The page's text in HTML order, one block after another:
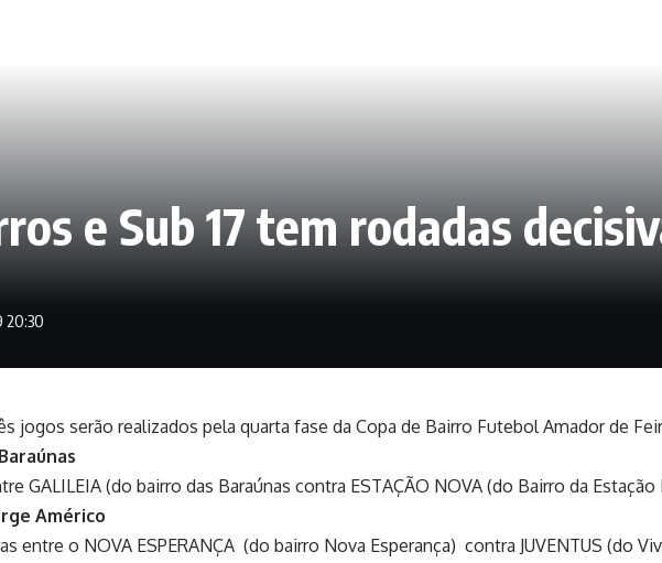
e Sub 17 tem rodadas
20:30
jogos serão realizados pela quarta fase da Copa de Bairro Futebol Amador de
GALILEIA (do bairro das Baraúnas contra ESTAÇÃO NOVA (do Bairro da Estação
Américo
entre o NOVA ESPERANÇA (do bairro Nova Esperança) contra JUVENTUS (do